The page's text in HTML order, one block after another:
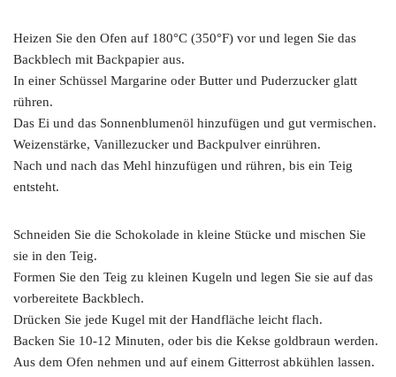
Heizen Sie den Ofen auf 180°C (350°F) vor und legen Sie das
Backblech mit Backpapier aus.
In einer Schüssel Margarine oder Butter und Puderzucker glatt
rühren.
Das Ei und das Sonnenblumenöl hinzufügen und gut vermischen.
Weizenstärke, Vanillezucker und Backpulver einrühren.
Nach und nach das Mehl hinzufügen und rühren, bis ein Teig
entsteht.
Schneiden Sie die Schokolade in kleine Stücke und mischen Sie
sie in den Teig.
Formen Sie den Teig zu kleinen Kugeln und legen Sie sie auf das
vorbereitete Backblech.
Drücken Sie jede Kugel mit der Handfläche leicht flach.
Backen Sie 10-12 Minuten, oder bis die Kekse goldbraun werden.
Aus dem Ofen nehmen und auf einem Gitterrost abkühlen lassen.